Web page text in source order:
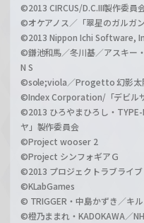
©2013 CIRCUS/D.C.III製作委員
©オケアノス／「翠星のガルガ
©2013 Nippon Ichi Software,
©鎌池和馬／冬川基／アスキー
N S
©sole;viola／Progetto 幻影太
©Index Corporation/「デビル
©2013 ひろやまひろし・
ヤ」製作委員会
©Project wooser 2
©Project シンフォギアＧ
©2013 プロジェクトラブライブ
©KLabGames
© TRIGGER・中島かずき／キ
©橙乃ままれ・KADOKAWA／